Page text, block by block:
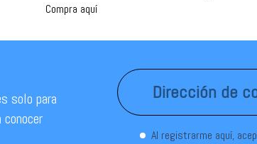
Compra aquí
solo para
Al registrarme aquí,